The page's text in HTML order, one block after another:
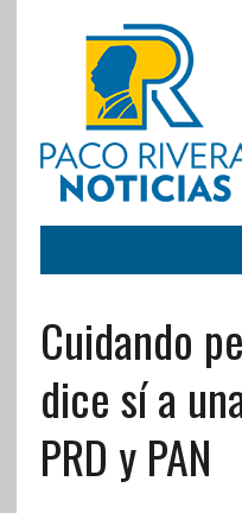
Cuidando
dice sí a
PRD y PAN